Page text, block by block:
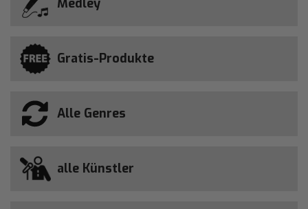
Gratis-Produkte
Alle Genres
alle Künstler